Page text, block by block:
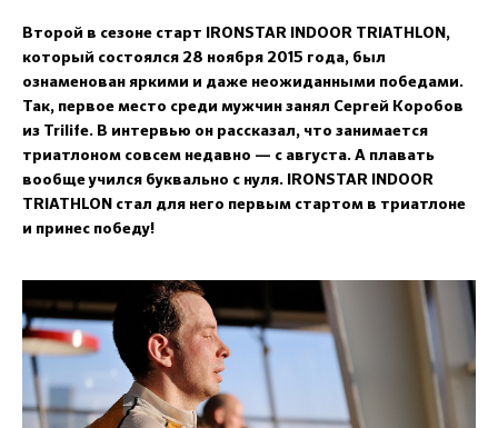
Второй в сезоне старт IRONSTAR INDOOR TRIATHLON,
который состоялся 28 ноября 2015 года, был
ознаменован яркими и даже неожиданными победами.
Так, первое место среди мужчин занял Сергей Коробов
из Trilife. В интервью он рассказал, что занимается
триатлоном совсем недавно — с августа. А плавать
вообще учился буквально с нуля. IRONSTAR INDOOR
TRIATHLON стал для него первым стартом в триатлоне
и принес победу!